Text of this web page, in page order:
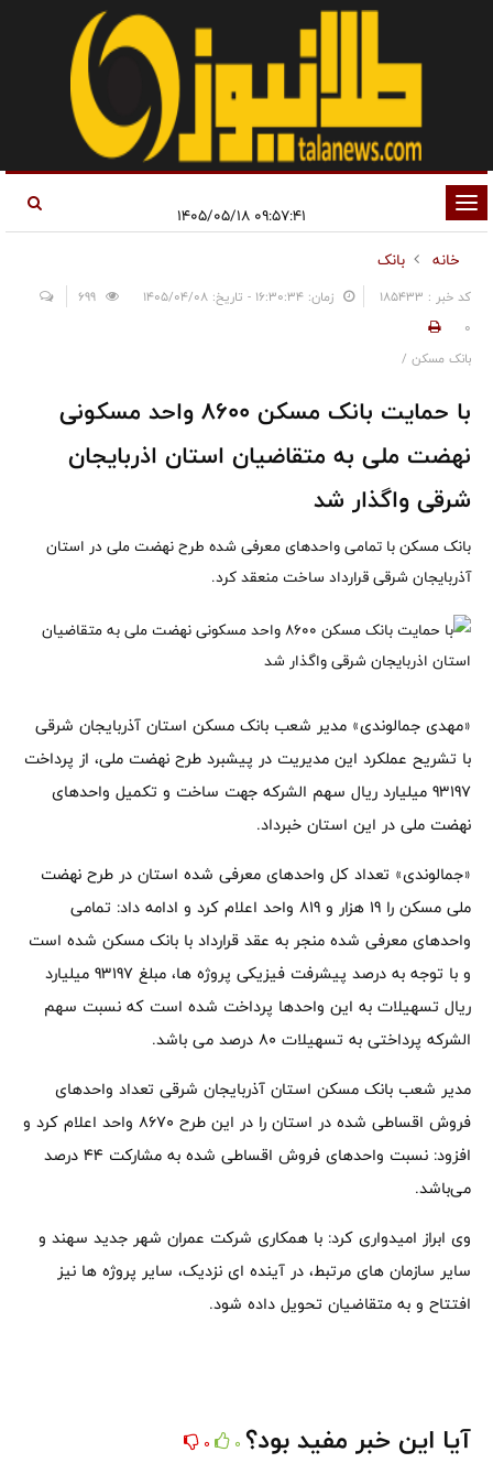
تغییر
وضعیت
ناوبری
خانه
بانک
کد خبر : 185433 زمان: ۱۶:۳۰:۳۴ - تاریخ: ۱۴۰۵/۰۴/۰۸
0
بانک مسکن /
با حمایت بانک مسکن ۸۶۰۰ واحد مسکونی
نهضت ملی به متقاضیان استان اذربایجان
شرقی واگذار شد
بانک مسکن با تمامی واحدهای معرفی شده طرح نهضت ملی در استان
آذربایجان شرقی قرارداد ساخت منعقد کرد.
«مهدی جمالوندی» مدیر شعب بانک مسکن استان آذربایجان شرقی
با تشریح عملکرد این مدیریت در پیشبرد طرح نهضت ملی، از پرداخت
93197 میلیارد ریال سهم الشرکه جهت ساخت و تکمیل واحدهای
نهضت ملی در این استان خبرداد.
«جمالوندی» تعداد کل واحدهای معرفی شده استان در طرح نهضت
ملی مسکن را 19 هزار و 819 واحد اعلام کرد و ادامه داد: تمامی
واحد‌های معرفی شده منجر به عقد قرارداد با بانک مسکن شده است
و با توجه به درصد پیشرفت فیزیکی پروژه ‌ها، مبلغ 93197 میلیارد
ریال تسهیلات به این واحدها پرداخت شده است که نسبت سهم
‌الشرکه پرداختی به تسهیلات 80 درصد می باشد.
مدیر شعب بانک مسکن استان آذربایجان شرقی تعداد واحدهای
فروش اقساطی شده در استان را در این طرح 8670 واحد اعلام کرد و
افزود: نسبت واحدهای فروش اقساطی شده به مشارکت 44 درصد
می‌باشد.
وی ابراز امیدواری کرد: با همکاری شرکت عمران شهر جدید سهند و
سایر سازمان ‌های مرتبط، در آینده ای نزدیک، سایر پروژه ‌ها نیز
افتتاح و به متقاضیان تحویل داده شود.
آیا این خبر مفید بود؟ 0
0